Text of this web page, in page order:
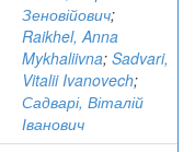
Зеновійович;
Raikhel, Anna
Mykhaliivna; Sadvari,
Vitalii Ivanovech;
Садварі, Віталій
Іванович